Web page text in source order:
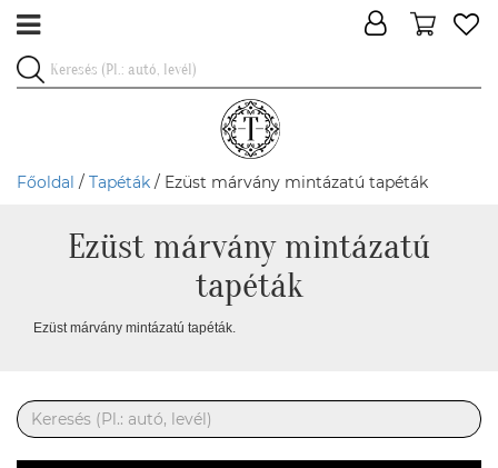
Főoldal / Tapéták / Ezüst márvány mintázatú tapéták
Ezüst márvány mintázatú
tapéták
Ezüst márvány mintázatú tapéták.